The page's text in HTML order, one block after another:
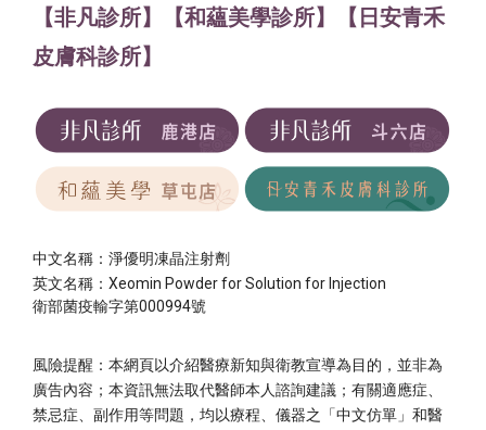
【非凡診所】【和蘊美學診所】【日安青禾
皮膚科診所】
中文名稱：淨優明凍晶注射劑
英文名稱：Xeomin Powder for Solution for Injection
衛部菌疫輸字第000994號
風險提醒：本網頁以介紹醫療新知與衛教宣導為目的，並非為
廣告內容；本資訊無法取代醫師本人諮詢建議；有關適應症、
禁忌症、副作用等問題，均以療程、儀器之「中文仿單」和醫